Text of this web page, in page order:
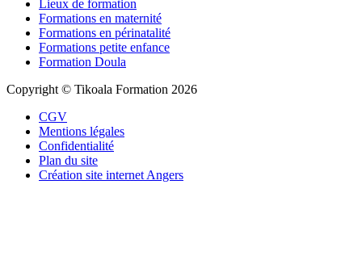
Lieux de formation
Formations en maternité
Formations en périnatalité
Formations petite enfance
Formation Doula
Copyright © Tikoala Formation 2026
CGV
Mentions légales
Confidentialité
Plan du site
Création site internet Angers